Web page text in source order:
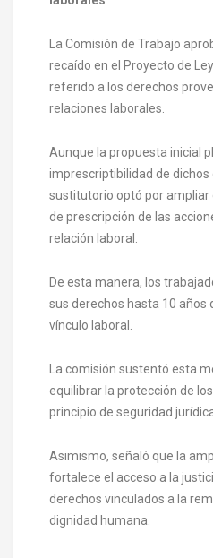
La Comisión de Trabajo
recaído en el Proyecto de
referido a los derechos
relaciones laborales.
Aunque la propuesta inicial
imprescriptibilidad de dichos
sustitutorio optó por ampliar
de prescripción de las
relación laboral.
De esta manera, los
sus derechos hasta 10 años
vínculo laboral.
La comisión sustentó esta
equilibrar la protección de
principio de seguridad
Asimismo, señaló que la
fortalece el acceso a la
derechos vinculados a la
dignidad humana.